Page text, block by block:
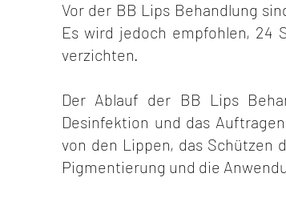
Vor der BB Lips Behandlung
Es wird jedoch empfohlen, 24
verzichten.
Der Ablauf der BB Lips
Desinfektion und das
von den Lippen, das Schützen
Pigmentierung und die